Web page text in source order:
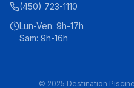
(450) 723-1110
Lun-Ven: 9h-17h
Sam: 9h-16h
© 2025 Destination